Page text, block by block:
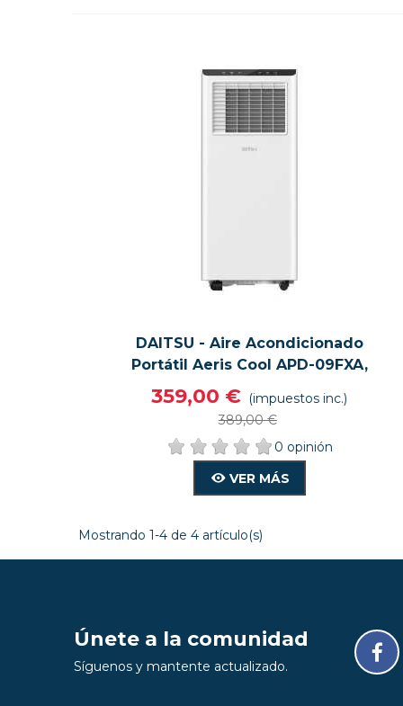
VISTA RÁPIDA VER MÁS
DAITSU - Aire Acondicionado
Portátil Aeris Cool APD-09FXA,
3 Funciones, Color Blanco
359,00 € (impuestos inc.)
389,00 €
0 opinión
VER MÁS
Mostrando 1-4 de 4 artículo(s)
Únete a la comunidad
Síguenos y mantente actualizado.